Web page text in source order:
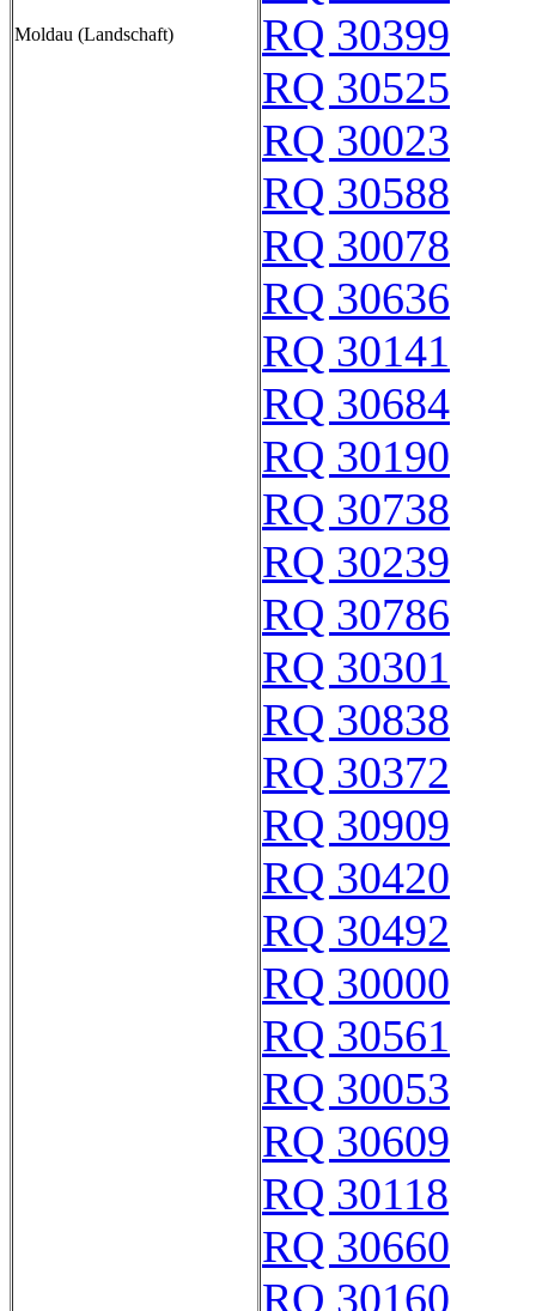
Moldau (Landschaft)
RQ 30399
RQ 30525
RQ 30023
RQ 30588
RQ 30078
RQ 30636
RQ 30141
RQ 30684
RQ 30190
RQ 30738
RQ 30239
RQ 30786
RQ 30301
RQ 30838
RQ 30372
RQ 30909
RQ 30420
RQ 30492
RQ 30000
RQ 30561
RQ 30053
RQ 30609
RQ 30118
RQ 30660
RQ 30160